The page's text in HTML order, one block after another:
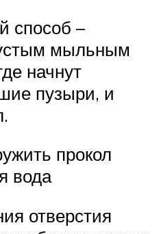
способ –
мыльным
начнут
пузыри, и
прокол
вода
отверстия